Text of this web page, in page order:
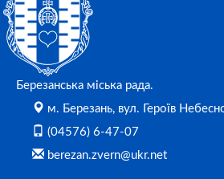
Березанська міська рада.
м. Березань, вул. Героїв
(04576) 6-47-07
berezan.zvern@ukr.net